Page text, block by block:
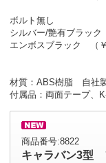
ボルト無し
シルバー/艶有ブラック
エンボスブラック （￥
材質：ABS樹脂 自社
付属品：両面テープ、
商品番号:8822
キャラバン3型